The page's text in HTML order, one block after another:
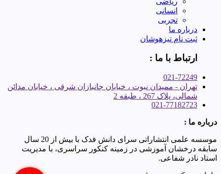
انسانی
تجربی
درباره ما
ثبت نام تیزهوشان
ارتباط با ما :
021-72249
تهران - ممیدان نبوت ، خیابان جانبازان شرقی ، خیابان مدائن
شمالی، پلاک 267 ، طبقه 2
021-77182723
درباره ما :
موسسه علمی انتشاراتی سرای دانش فدک با بیش از 20 سال
سابقه درخشان آموزشی در زمینه کنکور سراسری، با مدیریت
استاد نادر شفاعی.